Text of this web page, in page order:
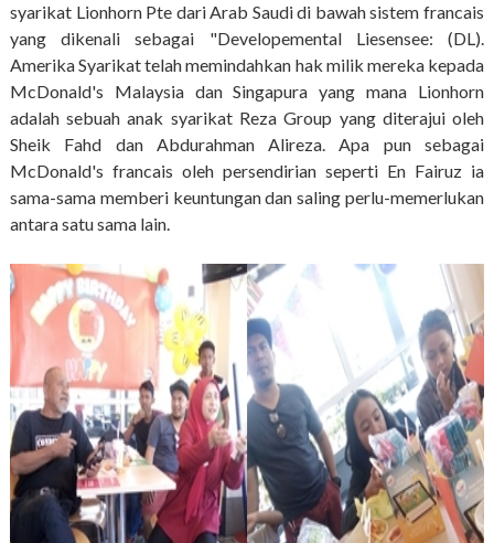
syarikat Lionhorn Pte dari Arab Saudi di bawah sistem francais
yang dikenali sebagai "Developemental Liesensee: (DL).
Amerika Syarikat telah memindahkan hak milik mereka kepada
McDonald's Malaysia dan Singapura yang mana Lionhorn
adalah sebuah anak syarikat Reza Group yang diterajui oleh
Sheik Fahd dan Abdurahman Alireza. Apa pun sebagai
McDonald's francais oleh persendirian seperti En Fairuz ia
sama-sama memberi keuntungan dan saling perlu-memerlukan
antara satu sama lain.